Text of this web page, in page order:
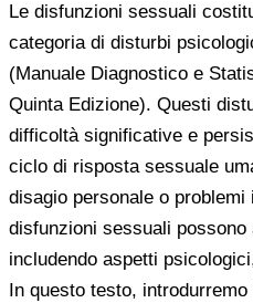
Le disfunzioni sessuali
categoria di disturbi
(Manuale Diagnostico e
Quinta Edizione). Questi
difficoltà significative e
ciclo di risposta sessuale
disagio personale o problemi
disfunzioni sessuali
includendo aspetti
In questo testo,